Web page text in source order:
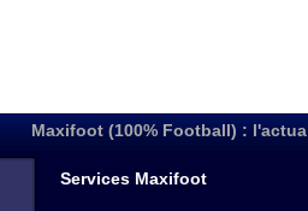
Maxifoot (100% Football) :
Services Maxifoot